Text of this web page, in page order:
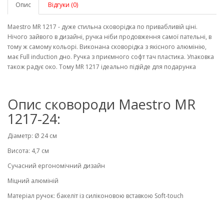
Опис Відгуки (0)
Maestro MR 1217 - дуже стильна сковорідка по привабливій ціні.
Нічого зайвого в дизайні, ручка ніби продовження самої пательні, в
тому ж самому кольорі. Виконана сковорідка з якісного алюмінію,
має Full induction дно. Ручка з приємного софт тач пластика. Упаковка
також радує око. Тому MR 1217 ідеально підійде для подарунка
Опис сковороди Maestro MR
1217-24:
Діаметр: Ø 24 см
Висота: 4,7 см
Сучасний ергономічний дизайн
Міцний алюміній
Матеріал ручок: бакеліт із силіконовою вставкою Soft-touch